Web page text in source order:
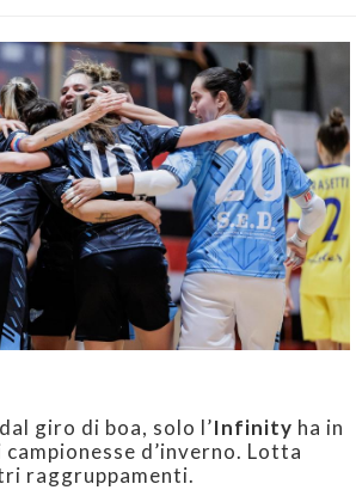
giro di boa, solo l’Infinity ha in
d’inverno. Lotta
raggruppamenti.